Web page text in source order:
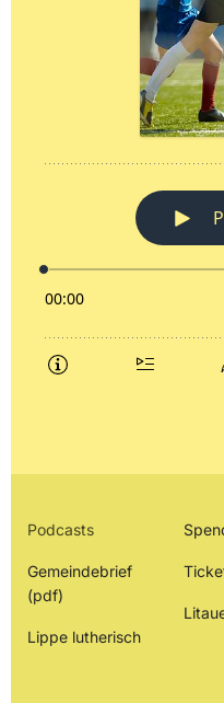
Podcasts
Gemeindebrief
(pdf)
Lippe lutherisch